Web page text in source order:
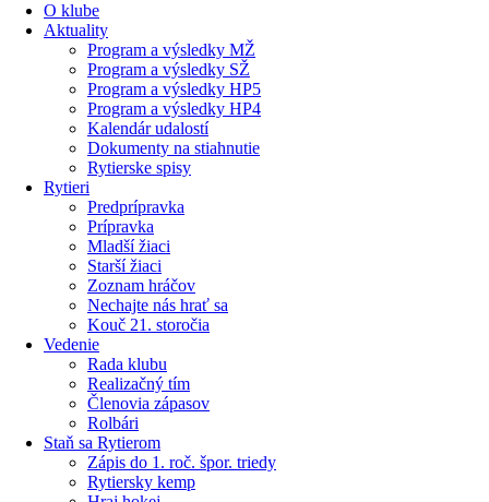
O klube
Aktuality
Program a výsledky MŽ
Program a výsledky SŽ
Program a výsledky HP5
Program a výsledky HP4
Kalendár udalostí
Dokumenty na stiahnutie
Rytierske spisy
Rytieri
Predprípravka
Prípravka
Mladší žiaci
Starší žiaci
Zoznam hráčov
Nechajte nás hrať sa
Kouč 21. storočia
Vedenie
Rada klubu
Realizačný tím
Členovia zápasov
Rolbári
Staň sa Rytierom
Zápis do 1. roč. špor. triedy
Rytiersky kemp